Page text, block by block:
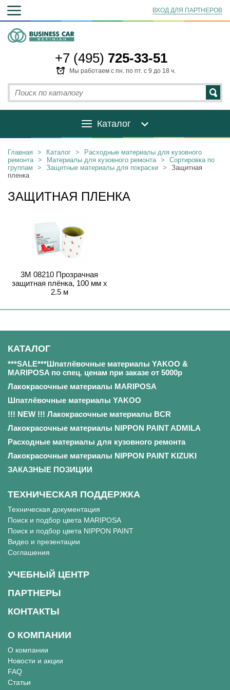
+7 (495) 725-33-51
Мы работаем с пн. по пт. с 9 до 18 ч.
ВХОД ДЛЯ ПАРТНЕРОВ
Каталог
Главная > Каталог >
Расходные материалы для кузовного
ремонта > Материалы для кузовного ремонта >
Сортировка по
группам
> Защитные материалы для покраски >
Защитная
пленка
ЗАЩИТНАЯ ПЛЕНКА
3M 08210 Прозрачная
защитная плёнка, 100 мм х
2.5 м
КАТАЛОГ
***SALE***Шпатлёвочные материалы YAKOO &
MARIPOSA по спец. ценам при заказе от 5000р
Лакокрасочные материалы MARIPOSA
Шпатлёвочные материалы YAKOO
!!! NEW !!! Лакокрасочные материалы BCR
Лакокрасочные материалы NIPPON PAINT ADMILA
Расходные материалы для кузовного ремонта
Лакокрасочные материалы NIPPON PAINT KIZUKI
ЗАКАЗНЫЕ ПОЗИЦИИ
ТЕХНИЧЕСКАЯ ПОДДЕРЖКА
Техническая документация
Поиск и подбор цвета MARIPOSA
Поиск и подбор цвета NIPPON PAINT
Видео и презентации
Соглашения
УЧЕБНЫЙ ЦЕНТР
ПАРТНЕРЫ
КОНТАКТЫ
О КОМПАНИИ
О компании
Новости и акции
FAQ
Статьи